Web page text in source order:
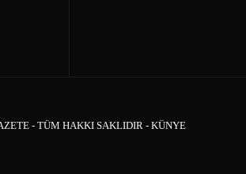
- TÜM HAKKI SAKLIDIR - KÜNYE